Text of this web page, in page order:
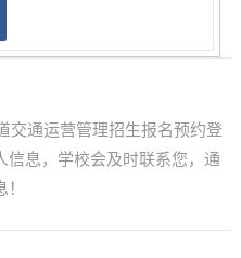
交通运营管理招生报名预约登
信息，学校会及时联系您，通